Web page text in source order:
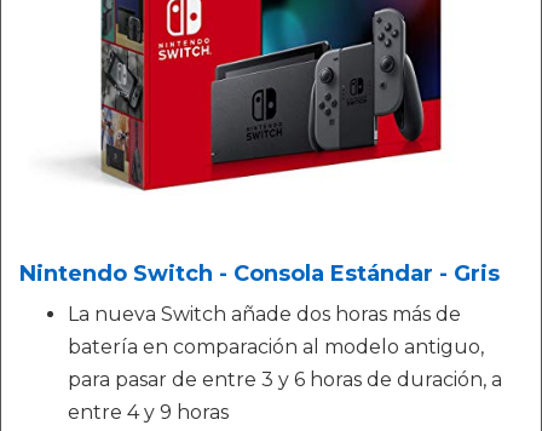
Nintendo Switch - Consola Estándar - Gris
La nueva Switch añade dos horas más de
batería en comparación al modelo antiguo,
para pasar de entre 3 y 6 horas de duración, a
entre 4 y 9 horas